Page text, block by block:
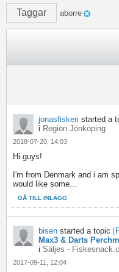
Taggar aborre
jonasfiskeri started a
i Region Jönköping
2018-07-20, 14:03
Hi guys!
I'm from Denmark and i am
would like some...
GÅ TILL INLÄGG
bisen started a topic
Max3 & Darts
i Säljes -
2017-09-11, 12:04